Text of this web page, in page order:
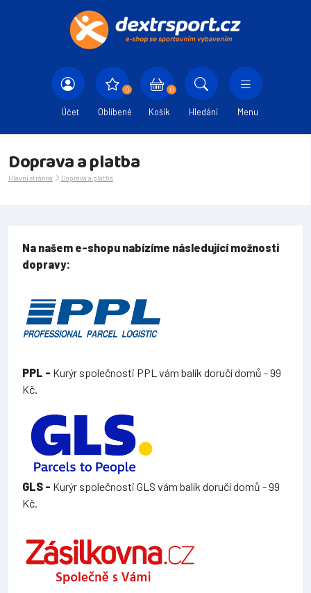
Účet
0
Oblíbené
0
Košík Hledání Menu
Doprava a platba
Hlavní stránka Doprava a platba
Na našem e-shopu nabízíme následující možnosti
dopravy:
PPL - Kurýr společnosti PPL vám balík doručí domů - 99
Kč.
GLS - Kurýr společnosti GLS vám balík doručí domů - 99
Kč.